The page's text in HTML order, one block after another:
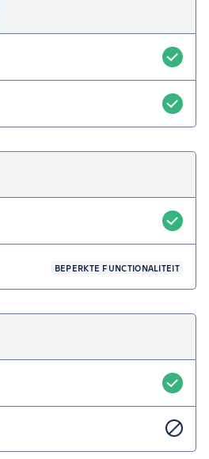
BEPERKTE FUNCTIONALITEIT